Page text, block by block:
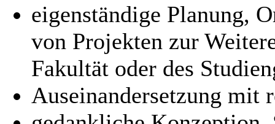
eigenständige Planung,
von Projekten zur
Fakultät oder des
Auseinandersetzung mit